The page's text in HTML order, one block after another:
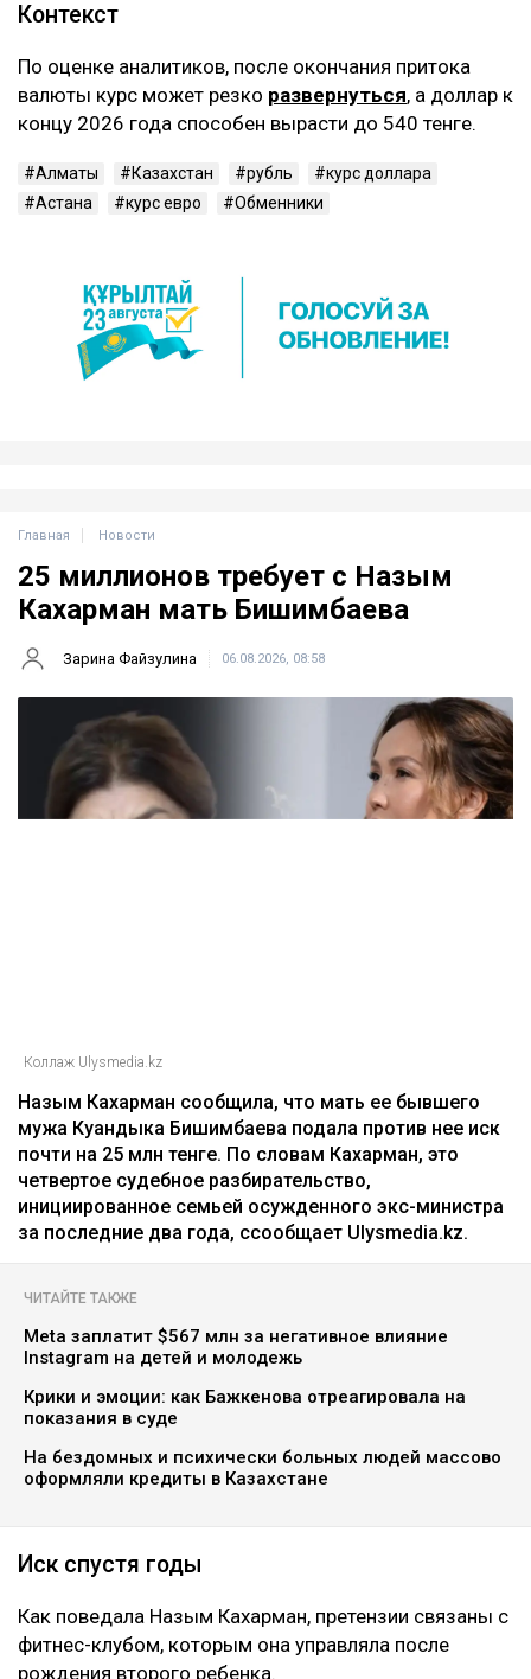
Контекст
По оценке аналитиков, после окончания притока
валюты курс может резко развернуться, а доллар к
концу 2026 года способен вырасти до 540 тенге.
Алматы Казахстан рубль
курс доллара
Астана
курс евро Обменники
Главная Новости
25 миллионов требует с Назым
Кахарман мать Бишимбаева
Зарина Файзулина 06.08.2026, 08:58
Коллаж Ulysmedia.kz
Назым Кахарман сообщила, что мать ее бывшего
мужа Куандыка Бишимбаева подала против нее иск
почти на 25 млн тенге. По словам Кахарман, это
четвертое судебное разбирательство,
инициированное семьей осужденного экс-министра
за последние два года, ссообщает Ulysmedia.kz.
ЧИТАЙТЕ ТАКЖЕ
Meta заплатит $567 млн за негативное влияние
Instagram на детей и молодежь
Крики и эмоции: как Бажкенова отреагировала на
показания в суде
На бездомных и психически больных людей массово
оформляли кредиты в Казахстане
Иск спустя годы
Как поведала Назым Кахарман, претензии связаны с
фитнес-клубом, которым она управляла после
рождения второго ребенка.